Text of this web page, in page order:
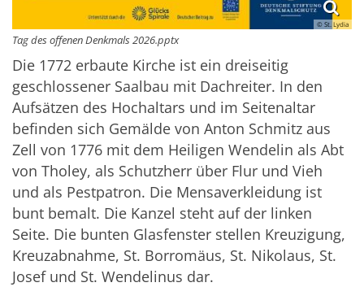
© St. Lydia
Tag des offenen Denkmals 2026.pptx
Die 1772 erbaute Kirche ist ein dreiseitig
geschlossener Saalbau mit Dachreiter. In den
Aufsätzen des Hochaltars und im Seitenaltar
befinden sich Gemälde von Anton Schmitz aus
Zell von 1776 mit dem Heiligen Wendelin als Abt
von Tholey, als Schutzherr über Flur und Vieh
und als Pestpatron. Die Mensaverkleidung ist
bunt bemalt. Die Kanzel steht auf der linken
Seite. Die bunten Glasfenster stellen Kreuzigung,
Kreuzabnahme, St. Borromäus, St. Nikolaus, St.
Josef und St. Wendelinus dar.